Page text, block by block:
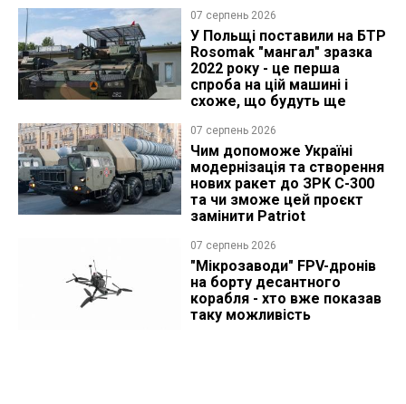
07 серпень 2026
У Польщі поставили на БТР
Rosomak "мангал" зразка
2022 року - це перша
спроба на цій машині і
схоже, що будуть ще
07 серпень 2026
Чим допоможе Україні
модернізація та створення
нових ракет до ЗРК С-300
та чи зможе цей проєкт
замінити Patriot
07 серпень 2026
"Мікрозаводи" FPV-дронів
на борту десантного
корабля - хто вже показав
таку можливість